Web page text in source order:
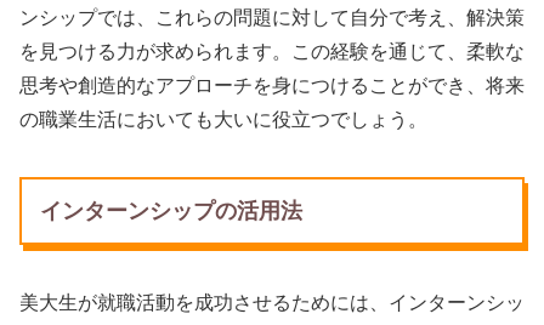
ンシップでは、これらの問題に対して自分で考え、解決策
を見つける力が求められます。この経験を通じて、柔軟な
思考や創造的なアプローチを身につけることができ、将来
の職業生活においても大いに役立つでしょう。
インターンシップの活用法
美大生が就職活動を成功させるためには、インターンシッ